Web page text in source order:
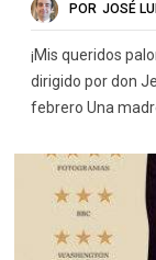
POR JOSÉ
¡Mis queridos
dirigido por don
febrero Una